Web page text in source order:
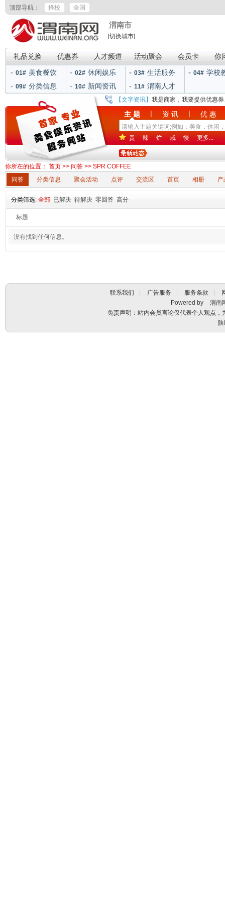
顶部导航： 择校 全国
渭南市
[切换城市]
礼品兑换 优惠券 人才频道 活动聚会 会员卡 你
01# 美食餐饮 02# 休闲娱乐 03# 生活服务 04# 学校
09# 分类信息 10# 新闻资讯 11# 渭南人才
【文字资讯】 我是商家，我要提供优惠
主 题 | 资 讯 | 优 惠
贵 辣 烂 咸 慢 更多...
你所在的位置： 首页 >> 问答 >> SPR COFFEE
问答
分类信息 聚会活动 点评 交流区 首页 相册 产
分类筛选: 全部 已解决 待解决 零回答 高分
标题
没有找到任何信息。
联系我们 广告服务 服务条款
Powered by
渭南
免责声明：站内会员言论仅代表个人观点